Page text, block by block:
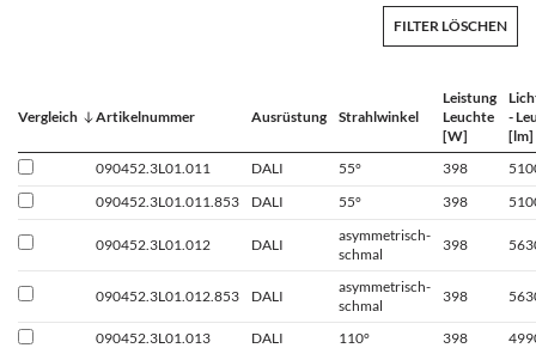
FILTER LÖSCHEN
Vergleich Artikelnummer Ausrüstung Strahlwinkel
Leistung
Leuchte
[W]
-
[lm]
090452.3L01.011
DALI 55° 398
090452.3L01.011.853
DALI 55° 398
090452.3L01.012 DALI
asymmetrisch-
schmal
398
090452.3L01.012.853 DALI
asymmetrisch-
schmal
398
090452.3L01.013 DALI 110° 398